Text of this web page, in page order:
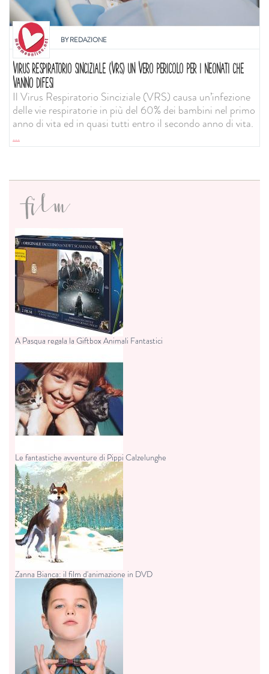
BYREDAZIONE
VIRUS RESPIRATORIO SINCIZIALE (VRS) UN VERO PERICOLO PER I NEONATI CHE
VANNO DIFESI
Il Virus Respiratorio Sinciziale (VRS) causa un’infezione
delle vie respiratorie in più del 60% dei bambini nel primo
anno di vita ed in quasi tutti entro il secondo anno di vita.
...
film
A Pasqua regala la Giftbox Animali Fantastici
Le fantastiche avventure di Pippi Calzelunghe
Zanna Bianca: il film d'animazione in DVD